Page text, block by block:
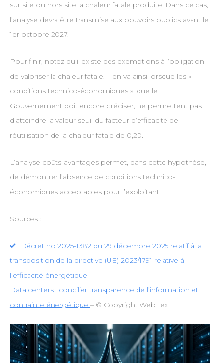
sur site ou hors site la chaleur fatale produite. Dans ce cas,
l’analyse devra être transmise aux pouvoirs publics avant le
1er octobre 2027.
Pour finir, notez qu’il existe des exemptions à l’obligation
de valoriser la chaleur fatale. Il en va ainsi lorsque les «
conditions technico-économiques », que le
Gouvernement doit encore préciser, ne permettent pas
d’atteindre la valeur seuil du facteur d’efficacité de
réutilisation de la chaleur fatale de 0,20.
L’analyse coûts-avantages permet, dans cette hypothèse,
de démontrer l’absence de conditions technico-
économiques acceptables pour l’exploitant.
Sources :
Décret no 2025-1382 du 29 décembre 2025 relatif à la
transposition de la directive (UE) 2023/1791 relative à
l’efficacité énergétique
Data centers : concilier transparence de l’information et
contrainte énergétique – © Copyright WebLex